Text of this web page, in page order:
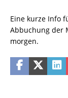
Eine kurze Info
Abbuchung der
morgen.